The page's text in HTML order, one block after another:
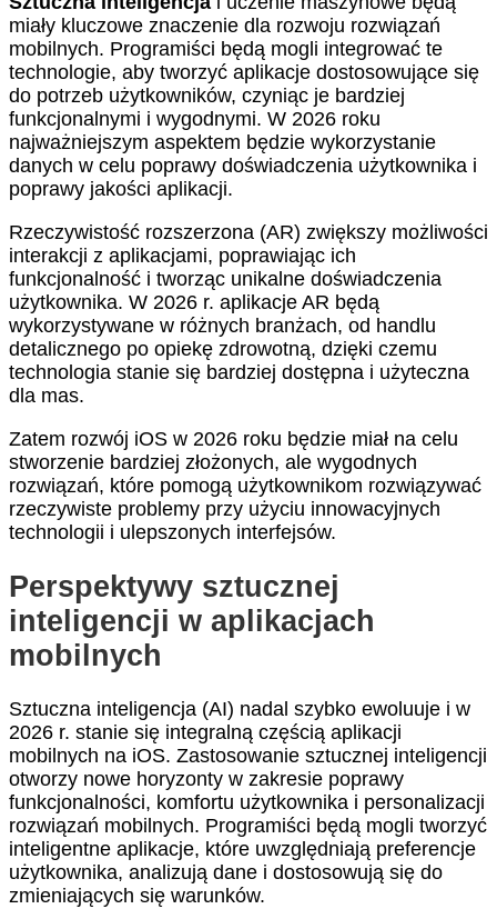
miały kluczowe znaczenie dla rozwoju rozwiązań
mobilnych. Programiści będą mogli integrować te
technologie, aby tworzyć aplikacje dostosowujące się
do potrzeb użytkowników, czyniąc je bardziej
funkcjonalnymi i wygodnymi. W 2026 roku
najważniejszym aspektem będzie wykorzystanie
danych w celu poprawy doświadczenia użytkownika i
poprawy jakości aplikacji.
Rzeczywistość rozszerzona (AR) zwiększy możliwości
interakcji z aplikacjami, poprawiając ich
funkcjonalność i tworząc unikalne doświadczenia
użytkownika. W 2026 r. aplikacje AR będą
wykorzystywane w różnych branżach, od handlu
detalicznego po opiekę zdrowotną, dzięki czemu
technologia stanie się bardziej dostępna i użyteczna
dla mas.
Zatem rozwój iOS w 2026 roku będzie miał na celu
stworzenie bardziej złożonych, ale wygodnych
rozwiązań, które pomogą użytkownikom rozwiązywać
rzeczywiste problemy przy użyciu innowacyjnych
technologii i ulepszonych interfejsów.
Perspektywy sztucznej
inteligencji w aplikacjach
mobilnych
Sztuczna inteligencja (AI) nadal szybko ewoluuje i w
2026 r. stanie się integralną częścią aplikacji
mobilnych na iOS. Zastosowanie sztucznej inteligencji
otworzy nowe horyzonty w zakresie poprawy
funkcjonalności, komfortu użytkownika i personalizacji
rozwiązań mobilnych. Programiści będą mogli tworzyć
inteligentne aplikacje, które uwzględniają preferencje
użytkownika, analizują dane i dostosowują się do
zmieniających się warunków.